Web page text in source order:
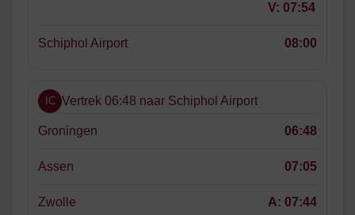
V: 07:54
Schiphol Airport 08:00
IC Vertrek 06:48 naar Schiphol Airport
Groningen 06:48
Assen 07:05
Zwolle A: 07:44